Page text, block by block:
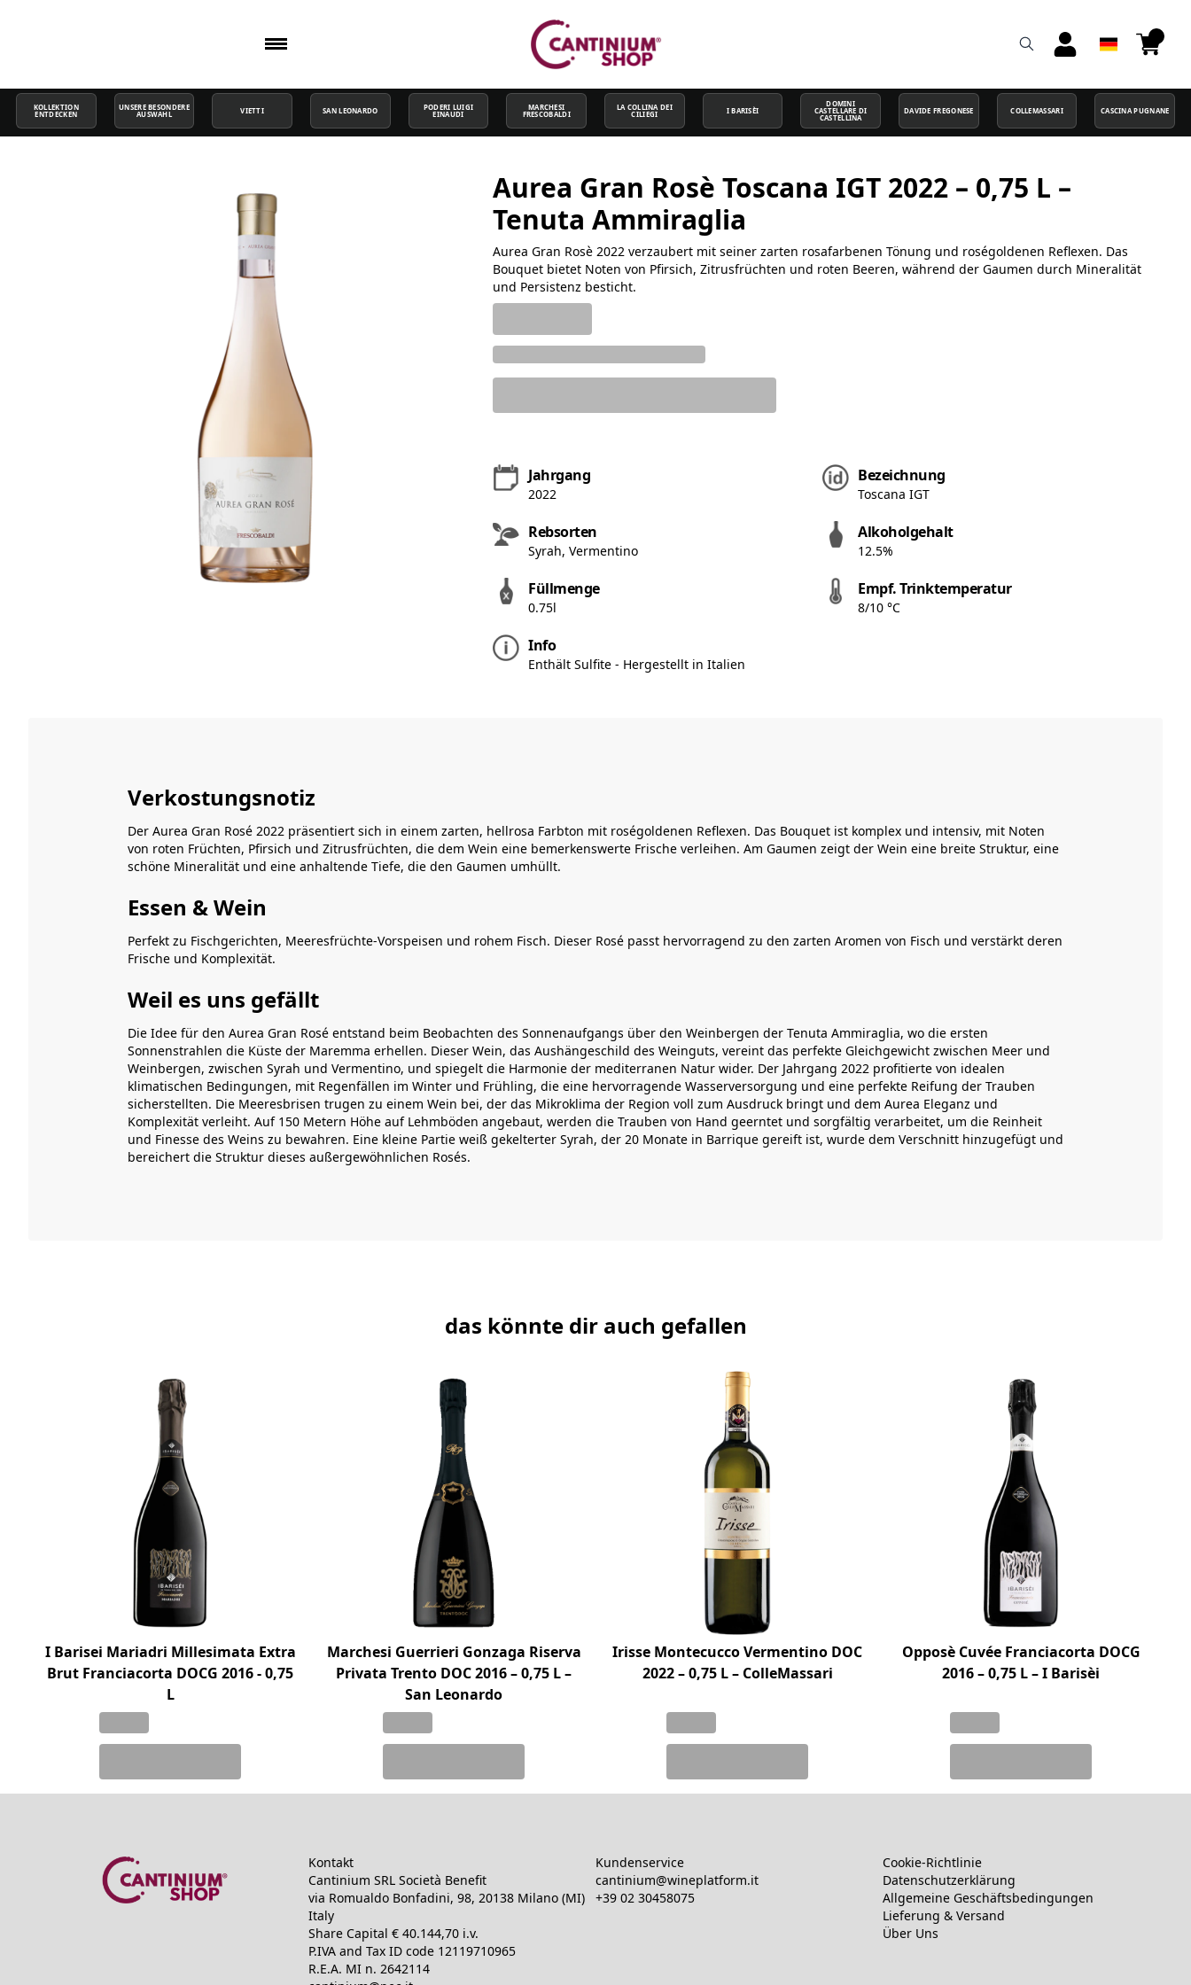
KOLLEKTION
ENTDECKEN
UNSERE BESONDERE
AUSWAHL
VIETTI SAN LEONARDO
PODERI LUIGI
EINAUDI
MARCHESI
FRESCOBALDI
LA COLLINA DEI
CILIEGI
I BARISÈI
DOMINI
CASTELLARE DI
CASTELLINA
DAVIDE FREGONESE COLLEMASSARI CASCINA PUGNANE
Aurea Gran Rosè Toscana IGT 2022 – 0,75 L –
Tenuta Ammiraglia
Aurea Gran Rosè 2022 verzaubert mit seiner zarten rosafarbenen Tönung und roségoldenen Reflexen. Das
Bouquet bietet Noten von Pfirsich, Zitrusfrüchten und roten Beeren, während der Gaumen durch Mineralität
und Persistenz besticht.
Jahrgang
2022
Bezeichnung
Toscana IGT
Rebsorten
Syrah, Vermentino
Alkoholgehalt
12.5%
Füllmenge
0.75l
Empf. Trinktemperatur
8/10 °C
Info
Enthält Sulfite - Hergestellt in Italien
Verkostungsnotiz
Der Aurea Gran Rosé 2022 präsentiert sich in einem zarten, hellrosa Farbton mit roségoldenen Reflexen. Das Bouquet ist komplex und intensiv, mit Noten
von roten Früchten, Pfirsich und Zitrusfrüchten, die dem Wein eine bemerkenswerte Frische verleihen. Am Gaumen zeigt der Wein eine breite Struktur, eine
schöne Mineralität und eine anhaltende Tiefe, die den Gaumen umhüllt.
Essen & Wein
Perfekt zu Fischgerichten, Meeresfrüchte-Vorspeisen und rohem Fisch. Dieser Rosé passt hervorragend zu den zarten Aromen von Fisch und verstärkt deren
Frische und Komplexität.
Weil es uns gefällt
Die Idee für den Aurea Gran Rosé entstand beim Beobachten des Sonnenaufgangs über den Weinbergen der Tenuta Ammiraglia, wo die ersten
Sonnenstrahlen die Küste der Maremma erhellen. Dieser Wein, das Aushängeschild des Weinguts, vereint das perfekte Gleichgewicht zwischen Meer und
Weinbergen, zwischen Syrah und Vermentino, und spiegelt die Harmonie der mediterranen Natur wider. Der Jahrgang 2022 profitierte von idealen
klimatischen Bedingungen, mit Regenfällen im Winter und Frühling, die eine hervorragende Wasserversorgung und eine perfekte Reifung der Trauben
sicherstellten. Die Meeresbrisen trugen zu einem Wein bei, der das Mikroklima der Region voll zum Ausdruck bringt und dem Aurea Eleganz und
Komplexität verleiht. Auf 150 Metern Höhe auf Lehmböden angebaut, werden die Trauben von Hand geerntet und sorgfältig verarbeitet, um die Reinheit
und Finesse des Weins zu bewahren. Eine kleine Partie weiß gekelterter Syrah, der 20 Monate in Barrique gereift ist, wurde dem Verschnitt hinzugefügt und
bereichert die Struktur dieses außergewöhnlichen Rosés.
das könnte dir auch gefallen
I Barisei Mariadri Millesimata Extra
Brut Franciacorta DOCG 2016 - 0,75
L
Marchesi Guerrieri Gonzaga Riserva
Privata Trento DOC 2016 – 0,75 L –
San Leonardo
Irisse Montecucco Vermentino DOC
2022 – 0,75 L – ColleMassari
Opposè Cuvée Franciacorta DOCG
2016 – 0,75 L – I Barisèi
Kontakt
Cantinium SRL Società Benefit
via Romualdo Bonfadini, 98, 20138 Milano (MI)
Italy
Share Capital € 40.144,70 i.v.
P.IVA and Tax ID code 12119710965
R.E.A. MI n. 2642114
Kundenservice
cantinium@wineplatform.it
+39 02 30458075
Cookie-Richtlinie
Datenschutzerklärung
Allgemeine Geschäftsbedingungen
Lieferung & Versand
Über Uns